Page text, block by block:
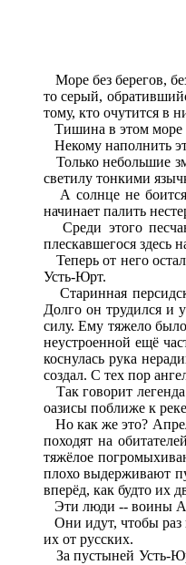
Море без берегов,
то серый,
тому, кто очутится в
Тишина в этом море
Некому наполнить
Только небольшие
светилу тонкими
А солнце не боится
начинает палить
Среди этого
плескавшегося здесь
Теперь от него
Усть-Юрт.
Старинная
Долго он трудился и
силу. Ему тяжело было
неустроенной ещё
коснулась рука
создал. С тех пор
Так говорит
оазисы поближе к
Но как же это?
походят на
тяжёлое
плохо выдерживают
вперёд, как будто их
Эти люди -- воины
Они идут, чтобы раз
их от русских.
За пустыней Усть-